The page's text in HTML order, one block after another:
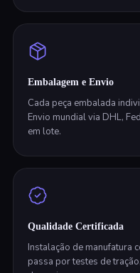
Embalagem e Envio
Cada peça embalada
Envio mundial via DHL,
em lote.
Qualidade Certificada
Instalação de manufatura
passa por testes de